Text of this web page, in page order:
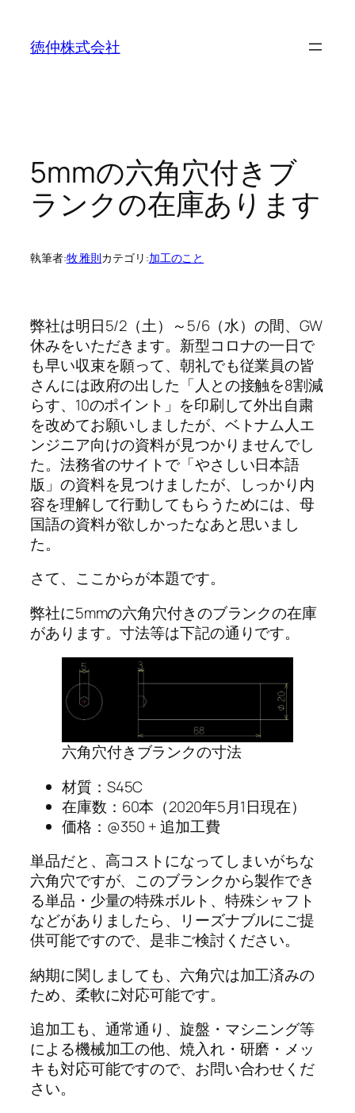
徳仲株式会社
5mmの六角穴付きブ
ランクの在庫あります
執筆者:牧 雅則カテゴリ:加工のこと
弊社は明日5/2（土）～5/6（水）の間、GW
休みをいただきます。新型コロナの一日で
も早い収束を願って、朝礼でも従業員の皆
さんには政府の出した「人との接触を8割減
らす、10のポイント」を印刷して外出自粛
を改めてお願いしましたが、ベトナム人エ
ンジニア向けの資料が見つかりませんでし
た。法務省のサイトで「やさしい日本語
版」の資料を見つけましたが、しっかり内
容を理解して行動してもらうためには、母
国語の資料が欲しかったなあと思いまし
た。
さて、ここからが本題です。
弊社に5mmの六角穴付きのブランクの在庫
があります。寸法等は下記の通りです。
六角穴付きブランクの寸法
材質：S45C
在庫数：60本（2020年5月1日現在）
価格：@350 + 追加工費
単品だと、高コストになってしまいがちな
六角穴ですが、このブランクから製作でき
る単品・少量の特殊ボルト、特殊シャフト
などがありましたら、リーズナブルにご提
供可能ですので、是非ご検討ください。
納期に関しましても、六角穴は加工済みの
ため、柔軟に対応可能です。
追加工も、通常通り、旋盤・マシニング等
による機械加工の他、焼入れ・研磨・メッ
キも対応可能ですので、お問い合わせくだ
さい。